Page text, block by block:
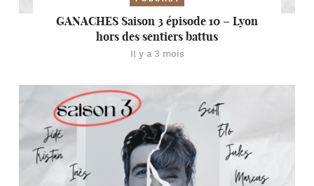
GANACHES Saison 3 épisode 10 – Lyon
hors des sentiers battus
Il y a 3 mois